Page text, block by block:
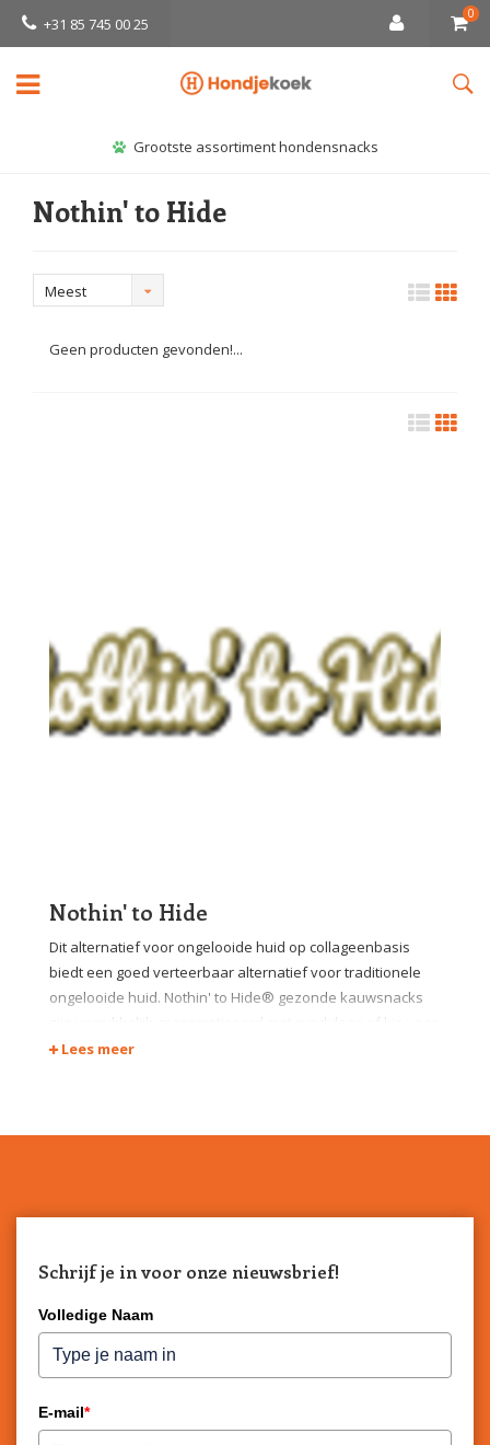
+31 85 745 00 25
0
Grootste assortiment hondensnacks
Nothin' to Hide
Meest
Geen producten gevonden!...
Nothin' to Hide
Dit alternatief voor ongelooide huid op collageenbasis
biedt een goed verteerbaar alternatief voor traditionele
ongelooide huid. Nothin' to Hide® gezonde kauwsnacks
maximale smakelijkheid en bieden huisdieren een goed
Lees meer
Schrijf je in voor onze nieuwsbrief!
Volledige Naam
E-mail*